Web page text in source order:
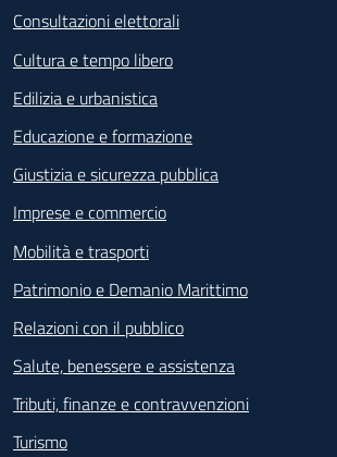
Consultazioni elettorali
Cultura e tempo libero
Edilizia e urbanistica
Educazione e formazione
Giustizia e sicurezza pubblica
Imprese e commercio
Mobilità e trasporti
Patrimonio e Demanio Marittimo
Relazioni con il pubblico
Salute, benessere e assistenza
Tributi, finanze e contravvenzioni
Turismo